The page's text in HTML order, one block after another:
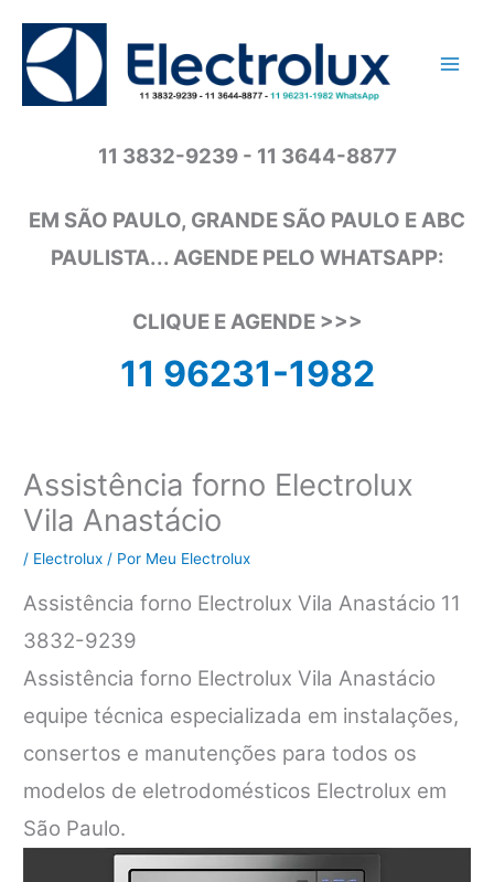
conteúdo
11 3832-9239 - 11 3644-8877
EM SÃO PAULO, GRANDE SÃO PAULO E ABC
PAULISTA... AGENDE PELO WHATSAPP:
CLIQUE E AGENDE >>>
11 96231-1982
Assistência forno Electrolux
Vila Anastácio
/ Electrolux / Por Meu Electrolux
Assistência forno Electrolux Vila Anastácio 11
3832-9239
Assistência forno Electrolux Vila Anastácio
equipe técnica especializada em instalações,
consertos e manutenções para todos os
modelos de eletrodomésticos Electrolux em
São Paulo.